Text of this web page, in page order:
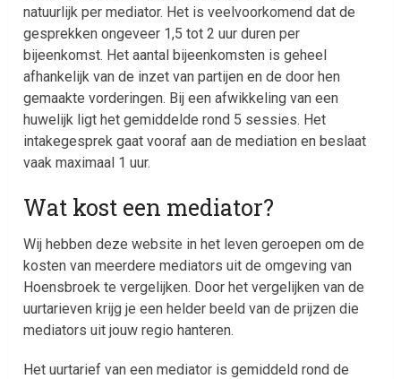
natuurlijk per mediator. Het is veelvoorkomend dat de
gesprekken ongeveer 1,5 tot 2 uur duren per
bijeenkomst. Het aantal bijeenkomsten is geheel
afhankelijk van de inzet van partijen en de door hen
gemaakte vorderingen. Bij een afwikkeling van een
huwelijk ligt het gemiddelde rond 5 sessies. Het
intakegesprek gaat vooraf aan de mediation en beslaat
vaak maximaal 1 uur.
Wat kost een mediator?
Wij hebben deze website in het leven geroepen om de
kosten van meerdere mediators uit de omgeving van
Hoensbroek te vergelijken. Door het vergelijken van de
uurtarieven krijg je een helder beeld van de prijzen die
mediators uit jouw regio hanteren.
Het uurtarief van een mediator is gemiddeld rond de